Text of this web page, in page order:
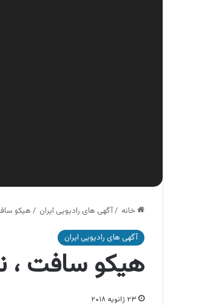
خانه /آگهی های رادیویی ایران / هیکو
آگهی های رادیویی ایران
هیکو سافت ،
۲۳ ژانویه ۲۰۱۸